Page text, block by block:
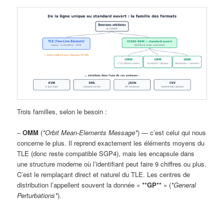
Trois familles, selon le besoin :
–OMM (*Orbit Mean-Elements Message*) — c’est celui qui nous
concerne le plus. Il reprend exactement les éléments moyens du
TLE (donc reste compatible SGP4), mais les encapsule dans
une structure moderne où l’identifiant peut faire 9 chiffres ou plus.
C’est le remplaçant direct et naturel du TLE. Les centres de
distribution l’appellent souvent la donnée «**GP** » (*General
Perturbations*).